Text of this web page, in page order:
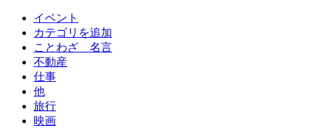
イベント
カテゴリを追加
ことわざ 名言
不動産
仕事
他
旅行
映画